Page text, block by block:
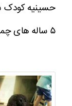
حسینیه کودک
۵ ساله های چمرانی.